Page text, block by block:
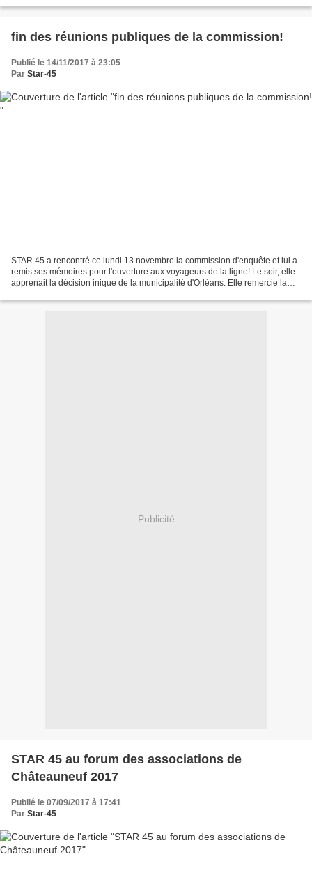
fin des réunions publiques de la commission!
Publié le 14/11/2017 à 23:05
Par Star-45
STAR 45 a rencontré ce lundi 13 novembre la commission d'enquête et lui a
remis ses mémoires pour l'ouverture aux voyageurs de la ligne! Le soir, elle
apprenait la décision inique de la municipalité d'Orléans. Elle remercie la
Publicité
STAR 45 au forum des associations de
Châteauneuf 2017
Publié le 07/09/2017 à 17:41
Par Star-45